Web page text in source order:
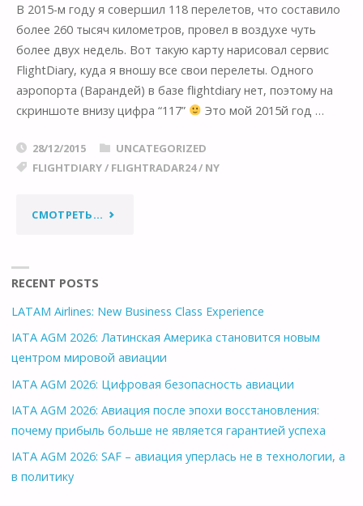
В 2015-м году я совершил 118 перелетов, что составило
более 260 тысяч километров, провел в воздухе чуть
более двух недель. Вот такую карту нарисовал сервис
FlightDiary, куда я вношу все свои перелеты. Одного
аэропорта (Варандей) в базе flightdiary нет, поэтому на
скриншоте внизу цифра “117”
Это мой 2015й год …
28/12/2015
UNCATEGORIZED
FLIGHTDIARY/ FLIGHTRADAR24/ NY
СМОТРЕТЬ... "МОИ
2015М"
RECENT POSTS
LATAM Airlines: New Business Class Experience
IATA AGM 2026: Латинская Америка становится новым
центром мировой авиации
IATA AGM 2026: Цифровая безопасность авиации
IATA AGM 2026: Авиация после эпохи восстановления:
почему прибыль больше не является гарантией успеха
IATA AGM 2026: SAF – авиация уперлась не в технологии, а
в политику